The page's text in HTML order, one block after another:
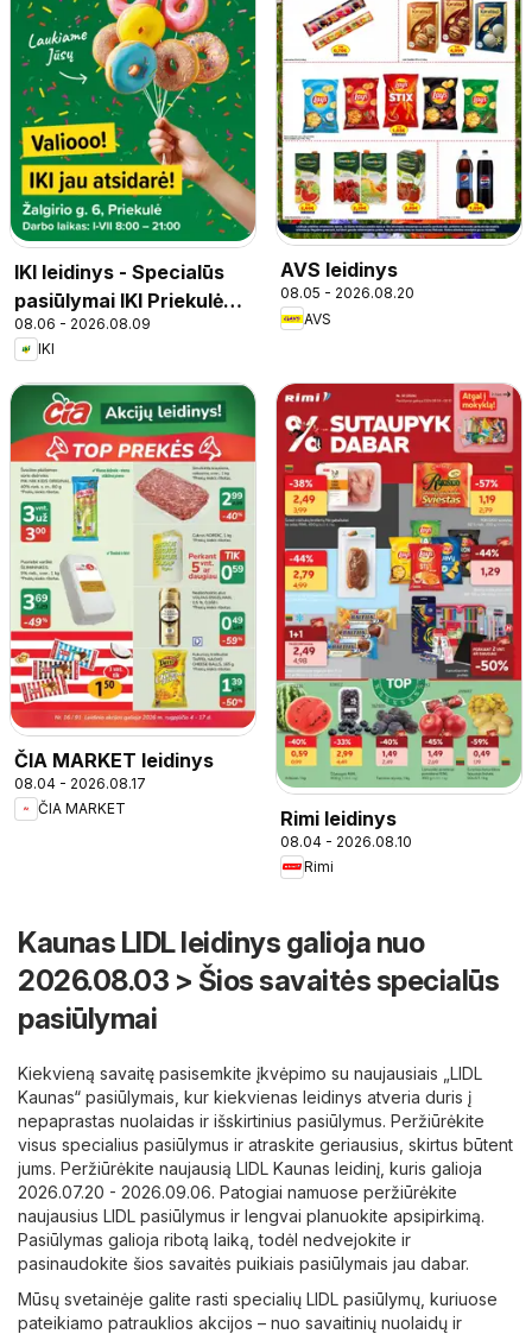
IKI leidinys - Specialūs
pasiūlymai IKI Priekulė
parduotuvės klientams
08.06 - 2026.08.09
IKI
AVS leidinys
08.05 - 2026.08.20
AVS
ČIA MARKET leidinys
08.04 - 2026.08.17
ČIA MARKET
Rimi leidinys
08.04 - 2026.08.10
Rimi
Kaunas LIDL leidinys galioja nuo
2026.08.03 > Šios savaitės specialūs
pasiūlymai
Kiekvieną savaitę pasisemkite įkvėpimo su naujausiais „LIDL
Kaunas“ pasiūlymais, kur kiekvienas leidinys atveria duris į
nepaprastas nuolaidas ir išskirtinius pasiūlymus. Peržiūrėkite
visus specialius pasiūlymus ir atraskite geriausius, skirtus būtent
jums. Peržiūrėkite naujausią LIDL Kaunas leidinį, kuris galioja
2026.07.20 - 2026.09.06. Patogiai namuose peržiūrėkite
naujausius LIDL pasiūlymus ir lengvai planuokite apsipirkimą.
Pasiūlymas galioja ribotą laiką, todėl nedvejokite ir
pasinaudokite šios savaitės puikiais pasiūlymais jau dabar.
Mūsų svetainėje galite rasti specialių LIDL pasiūlymų, kuriuose
pateikiamo patrauklios akcijos – nuo ​​savaitinių nuolaidų ir